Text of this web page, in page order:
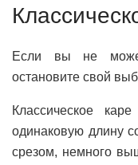
Если вы не
остановите свой
Классическое
одинаковую длину
срезом, немного